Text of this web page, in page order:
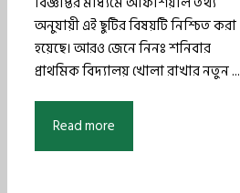
অনুযায়ী এই ছুটির বিষয়টি নিশ্চিত করা
হয়েছে। আরও জেনে নিনঃ শনিবার
প্রাথমিক বিদ্যালয় খোলা রাখার নতুন ...
Read more